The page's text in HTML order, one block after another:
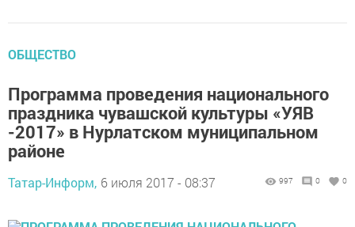
ОБЩЕСТВО
Программа проведения национального
праздника чувашской культуры «УЯВ
-2017» в Нурлатском муниципальном
районе
Татар-Информ, 6 июля 2017 - 08:37 997 0 0